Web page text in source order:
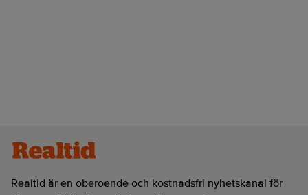
Realtid är en oberoende och kostnadsfri nyhetskanal för